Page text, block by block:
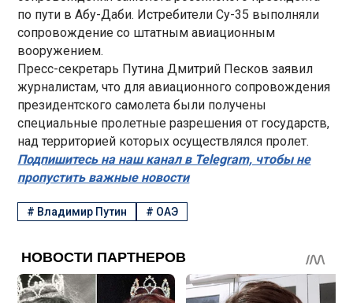
по пути в Абу-Даби. Истребители Су-35 выполняли
сопровождение со штатным авиационным
вооружением.
Пресс-секретарь Путина Дмитрий Песков заявил
журналистам, что для авиационного сопровождения
президентского самолета были получены
специальные пролетные разрешения от государств,
над территорией которых осуществлялся пролет.
Подпишитесь на наш канал в Telegram, чтобы не
пропустить важные новости
# Владимир Путин # ОАЭ